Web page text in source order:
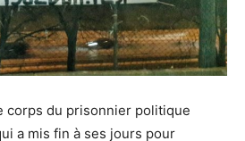
corps du prisonnier politique
a mis fin à ses jours pour